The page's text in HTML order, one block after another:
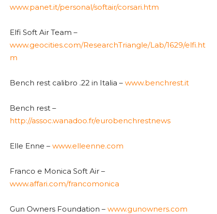
www.panet.it/personal/softair/corsari.htm
Elfi Soft Air Team –
www.geocities.com/ResearchTriangle/Lab/1629/elfi.ht
m
Bench rest calibro .22 in Italia – www.benchrest.it
Bench rest –
http://assoc.wanadoo.fr/eurobenchrestnews
Elle Enne – www.elleenne.com
Franco e Monica Soft Air –
www.affari.com/francomonica
Gun Owners Foundation – www.gunowners.com